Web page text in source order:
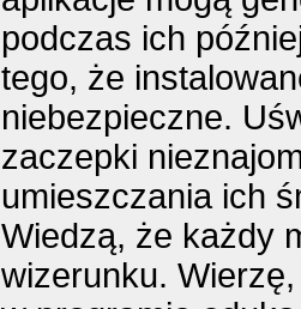
podczas ich
tego, że
niebezpieczne.
zaczepki
umieszczania ich
Wiedzą, że każdy
wizerunku.